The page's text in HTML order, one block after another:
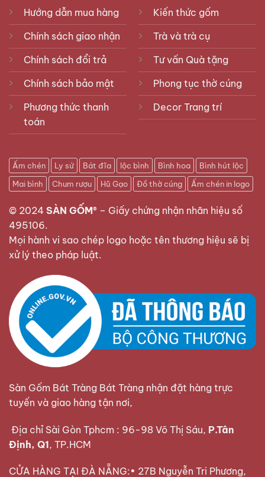
Hướng dẫn mua hàng
Chính sách giao nhận
Chính sách đổi trả
Chính sách bảo mật
Phương thức thanh
toán
Kiến thức gốm
Trà và trà cụ
Tư vấn Quà tặng
Phong tục thờ cúng
Decor Trang trí
Ấm chén Ly sứ Bát đĩa lộc bình Bình hoa
Bình hút lộc
Mai bình
Chum rượu Hũ Gạo Đồ thờ cúng Ấm chén in logo
© 2024 SÀN GỐM® – Giấy chứng nhận nhãn hiệu số
495106.
Mọi hành vi sao chép logo hoặc tên thương hiệu sẽ bị
xử lý theo pháp luật.
Sàn Gốm Bát Tràng Bát Tràng nhận đặt hàng trực
tuyến và giao hàng tận nơi,
Địa chỉ Sài Gòn Tphcm : 96-98 Võ Thị Sáu, P.Tân
Định, Q1, TP.HCM
CỬA HÀNG TẠI ĐÀ NẴNG:• 27B Nguyễn Tri Phương,